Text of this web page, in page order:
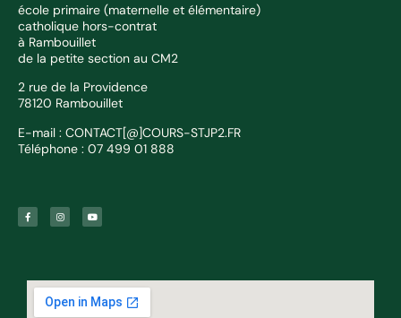
école primaire (maternelle et élémentaire)
catholique hors-contrat
à Rambouillet
de la petite section au CM2
2 rue de la Providence
78120 Rambouillet
E-mail : CONTACT[@]COURS-STJP2.FR
Téléphone : 07 499 01 888